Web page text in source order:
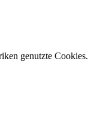
genutzte Cookies.